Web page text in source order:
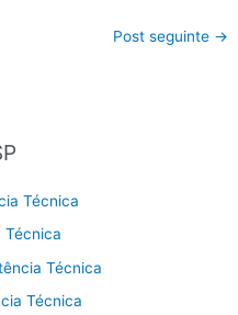
Post seguinte →
Técnica
Técnica
Técnica
Técnica